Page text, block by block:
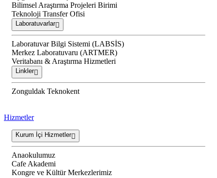
Bilimsel Araştırma Projeleri Birimi
Teknoloji Transfer Ofisi
Laboratuvarlar
Laboratuvar Bilgi Sistemi (LABSİS)
Merkez Laboratuvaru (ARTMER)
Veritabanı & Araştırma Hizmetleri
Linkler
Zonguldak Teknokent
Hizmetler
Kurum İçi Hizmetler
Anaokulumuz
Cafe Akademi
Kongre ve Kültür Merkezlerimiz